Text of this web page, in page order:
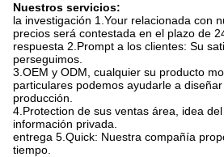
Nuestros servicios:
la investigación 1.Your relacionada con
precios será contestada en el plazo de
respuesta 2.Prompt a los clientes: Su
perseguimos.
3.OEM y ODM, cualquier su producto
particulares podemos ayudarle a
producción.
4.Protection de sus ventas área, idea
información privada.
entrega 5.Quick: Nuestra compañía
tiempo.